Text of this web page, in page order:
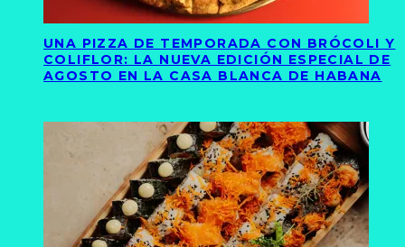
UNA PIZZA DE TEMPORADA CON BRÓCOLI Y
COLIFLOR: LA NUEVA EDICIÓN ESPECIAL DE
AGOSTO EN LA CASA BLANCA DE HABANA